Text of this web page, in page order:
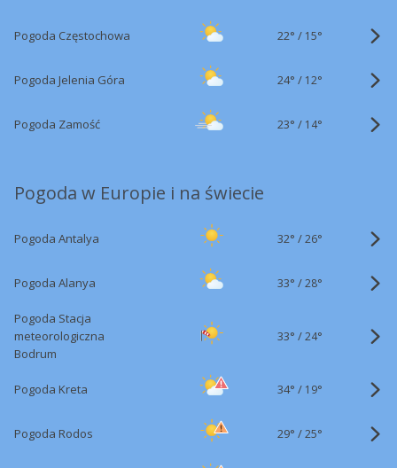
Pogoda Częstochowa 22° / 15°
Pogoda Jelenia Góra 24° / 12°
Pogoda Zamość 23° / 14°
Pogoda w Europie i na świecie
Pogoda Antalya 32° /26°
Pogoda Alanya 33° /28°
Pogoda Stacja
meteorologiczna
Bodrum
33° /24°
Pogoda Kreta 34° / 19°
Pogoda Rodos 29° /25°